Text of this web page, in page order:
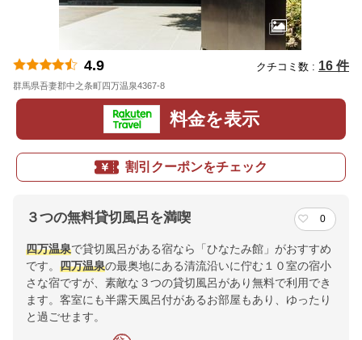
4.9 クチコミ数 : 16 件
群馬県吾妻郡中之条町四万温泉4367-8
料金を表示
割引クーポンをチェック
３つの無料貸切風呂を満喫 0
四万温泉で貸切風呂がある宿なら「ひなたみ館」がおすすめ
です。 四万温泉の最奥地にある清流沿いに佇む１０室の宿小
さな宿ですが、素敵な３つの貸切風呂があり無料で利用でき
ます。客室にも半露天風呂付があるお部屋もあり、ゆったり
と過ごせます。